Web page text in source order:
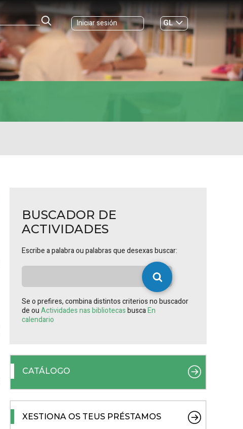
Iniciar sesión
GL
ES|
BUSCADOR DE
ACTIVIDADES
Escribe a palabra ou palabras que desexas buscar:
Se o prefires, combina distintos criterios no buscador
de ouActividades nas bibliotecasbuscaEn
calendario
CATÁLOGO
XESTIONA OS TEUS PRÉSTAMOS